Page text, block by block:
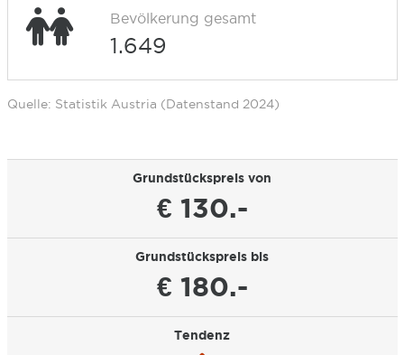
Bevölkerung gesamt
1.649
Quelle: Statistik Austria (Datenstand 2024)
Grundstückspreis von
€ 130.-
Grundstückspreis bis
€ 180.-
Tendenz